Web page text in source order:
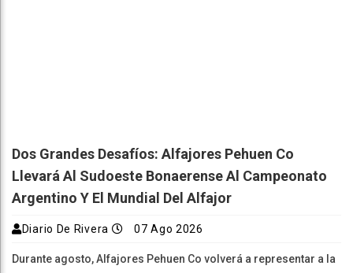
Dos Grandes Desafíos: Alfajores Pehuen Co
Llevará Al Sudoeste Bonaerense Al Campeonato
Argentino Y El Mundial Del Alfajor
Diario De Rivera 07 Ago 2026
Durante agosto, Alfajores Pehuen Co volverá a representar a la